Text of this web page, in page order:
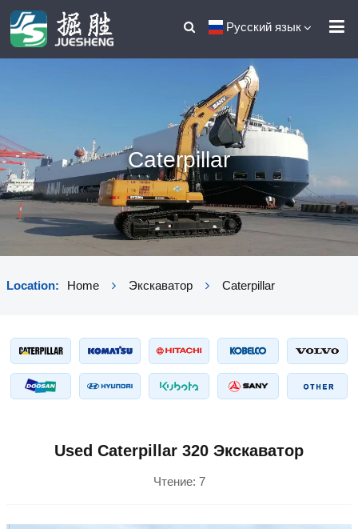
Русский язык
Caterpillar
Location: Home Экскаватор Caterpillar
Used Caterpillar 320 Экскаватор
Чтение: 7